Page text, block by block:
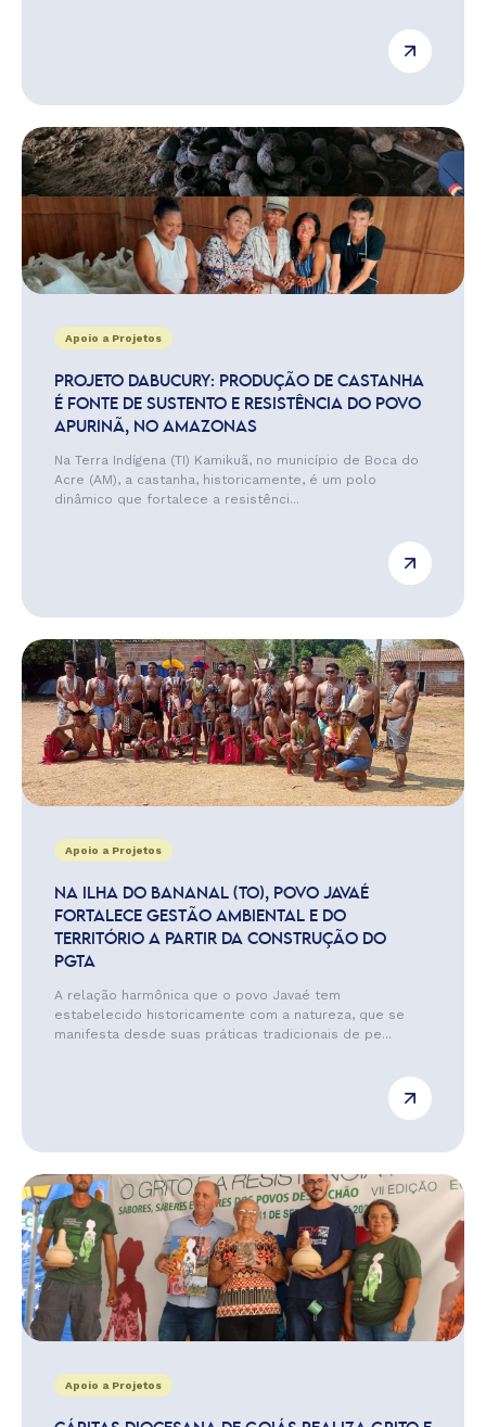
Apoio a Projetos
PROJETO DABUCURY: PRODUÇÃO DE CASTANHA
É FONTE DE SUSTENTO E RESISTÊNCIA DO POVO
APURINÃ, NO AMAZONAS
Na Terra Indígena (TI) Kamikuã, no município de Boca do
Acre (AM), a castanha, historicamente, é um polo
dinâmico que fortalece a resistênci...
Apoio a Projetos
NA ILHA DO BANANAL (TO), POVO JAVAÉ
FORTALECE GESTÃO AMBIENTAL E DO
TERRITÓRIO A PARTIR DA CONSTRUÇÃO DO
PGTA
A relação harmônica que o povo Javaé tem
estabelecido historicamente com a natureza, que se
manifesta desde suas práticas tradicionais de pe...
Apoio a Projetos